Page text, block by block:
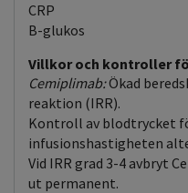
CRP
B-glukos
Villkor och kontroller
Cemiplimab:Ökad
reaktion (IRR).
Kontroll av blodtrycket
infusionshastigheten
Vid IRR grad 3-4 avbryt
ut permanent.